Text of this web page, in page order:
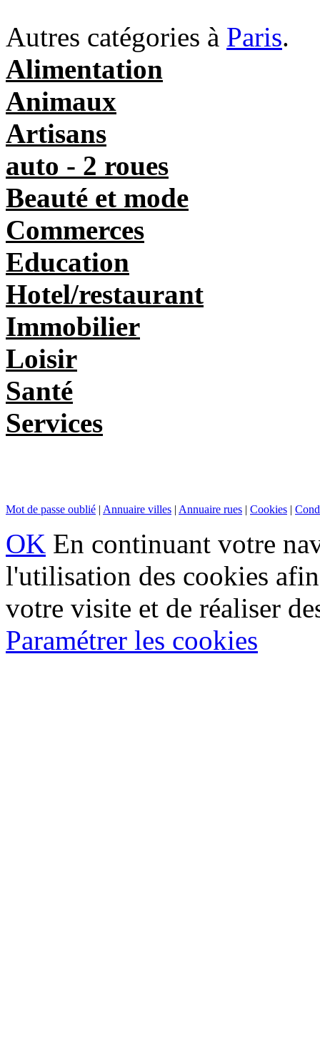
Autres catégories à Paris.
Alimentation
Animaux
Artisans
auto - 2 roues
Beauté et mode
Commerces
Education
Hotel/restaurant
Immobilier
Loisir
Santé
Services
Mot de passe oublié | Annuaire villes | Annuaire rues | Cookies |
OK En continuant votre
l'utilisation des cookies
votre visite et de réaliser
Paramétrer les cookies